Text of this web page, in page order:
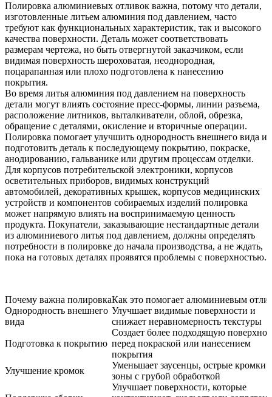
Полировка алюминиевых отливок важна, потому что детали,
изготовленные литьем алюминия под давлением, часто
требуют как функциональных характеристик, так и высокого
качества поверхности. Деталь может соответствовать
размерам чертежа, но быть отвергнутой заказчиком, если
видимая поверхность шероховатая, неоднородная,
поцарапанная или плохо подготовлена к нанесению
покрытия.
Во время литья алюминия под давлением на поверхность
детали могут влиять состояние пресс-формы, линии разъема,
расположение литников, выталкиватели, облой, обрезка,
обращение с деталями, окисление и вторичные операции.
Полировка помогает улучшить однородность внешнего вида и
подготовить деталь к последующему покрытию, покраске,
анодированию, гальванике или другим процессам отделки.
Для корпусов потребительской электроники, корпусов
осветительных приборов, видимых конструкций
автомобилей, декоративных крышек, корпусов медицинских
устройств и компонентов собираемых изделий полировка
может напрямую влиять на воспринимаемую ценность
продукта. Покупатели, заказывающие нестандартные детали
из алюминиевого литья под давлением, должны определять
потребности в полировке до начала производства, а не ждать,
пока на готовых деталях проявятся проблемы с поверхностью.
Почему важна полировкаКак это помогает алюминиевым
Однородность внешнего
вида
Улучшает видимые поверхности и
снижает неравномерность текстуры
Подготовка к покрытию
Создает более подходящую
перед покраской или нанесением
покрытия
Улучшение кромок
Уменьшает заусенцы, острые кромки
зоны с грубой обработкой
Улучшает поверхности, которые